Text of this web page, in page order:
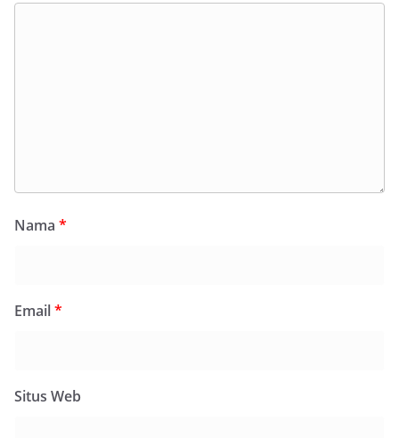
Nama *
Email*
Situs Web